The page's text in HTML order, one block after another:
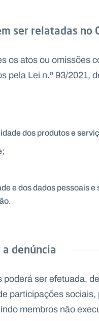
ser relatadas no
os atos ou omissões
pela Lei n.º 93/2021,
dos produtos e
e dos dados pessoais e
denúncia
poderá ser efetuada,
participações
membros não